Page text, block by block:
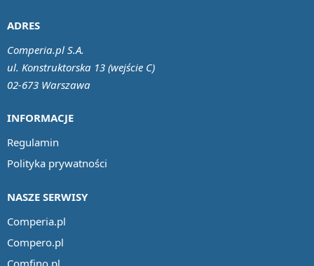
INFORMACJE
Regulamin
Polityka prywatności
NASZE SERWISY
Comperia.pl
Compero.pl
Comfino.pl
ADRES
Comperia.pl S.A.
ul. Konstruktorska 13 (wejście C)
02-673 Warszawa